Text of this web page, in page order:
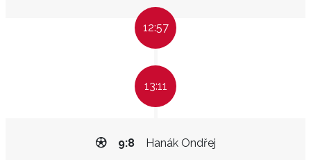
12:57
13:11
Hanák Ondřej
9:8